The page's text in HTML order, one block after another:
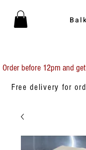
Free delivery for
Order before 12pm and